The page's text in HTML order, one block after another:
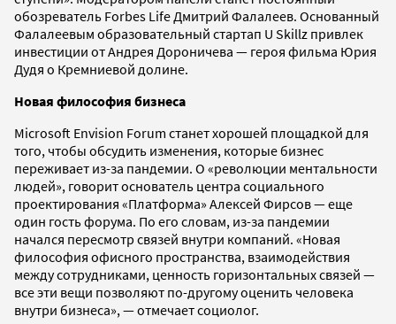
обозреватель Forbes Life Дмитрий Фалалеев. Основанный
Фалалеевым образовательный стартап U Skillz привлек
инвестиции от Андрея Дороничева — героя фильма Юрия
Дудя о Кремниевой долине.
Новая философия бизнеса
Microsoft Envision Forum станет хорошей площадкой для
того, чтобы обсудить изменения, которые бизнес
переживает из-за пандемии. О «революции ментальности
людей», говорит основатель центра социального
проектирования «Платформа» Алексей Фирсов — еще
один гость форума. По его словам, из-за пандемии
начался пересмотр связей внутри компаний. «Новая
философия офисного пространства, взаимодействия
между сотрудниками, ценность горизонтальных связей —
все эти вещи позволяют по-другому оценить человека
внутри бизнеса», — отмечает социолог.